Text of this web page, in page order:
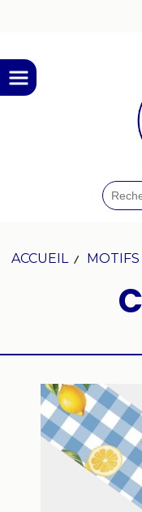
ACCUEIL MOTIFS